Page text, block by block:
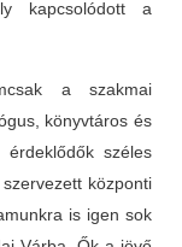
kapcsolódott a
a szakmai
könyvtáros és
széles
központi
is igen sok